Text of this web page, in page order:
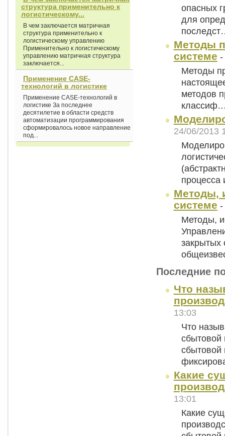
структура применительно к
логистическому...
В чем заключается матричная
структура применительно к
логистическому управлению
Применительно к логистическому
управлению матричная структура
заключается...
Применение CASE-
технологий в логистике
Применение CASE-технологий в
логистике За последнее
десятилетие в области средств
автоматизации программирования
сформировалось новое направление
под...
опасных
для
Методы
системе -
Методы
методов
24/06/2013
Методы,
системе -
Методы,
закрытых
Последние
Что
13:03
Что
сбытовой
сбытовой
Какие
13:01
Какие